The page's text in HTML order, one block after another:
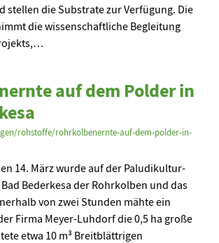
stellen die Substrate zur Verfügung. Die
die wissenschaftliche Begleitung
auf dem Polder in
rohstoffe/rohrkolbenernte-auf-dem-polder-in-
14. März wurde auf der Paludikultur-
Bederkesa der Rohrkolben und das
von zwei Stunden mähte ein
Firma Meyer-Luhdorf die 0,5 ha große
etwa 10 m³ Breitblättrigen